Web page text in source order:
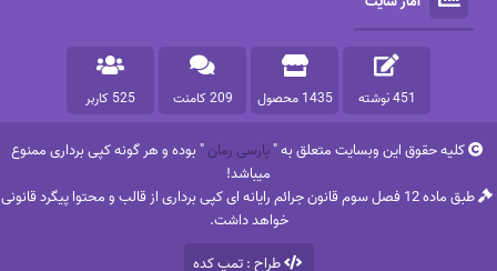
451 نوشته 1435 محصول 209 کامنت 525 کاربر
کلیه حقوق این وبسایت متعلق به "پارسی رمان" بوده و هر گونه کپی برداری ممنوع
میباشد!
طبق ماده 12 فصل سوم قانون جرائم رایانه ای کپی برداری از قالب و محتوا پیگرد قانونی
خواهد داشت.
طراح : تمپ کده